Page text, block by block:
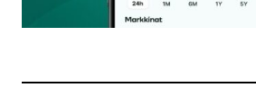
Sähköpostiosoitteesi
Tilaa SalkunRakentajan